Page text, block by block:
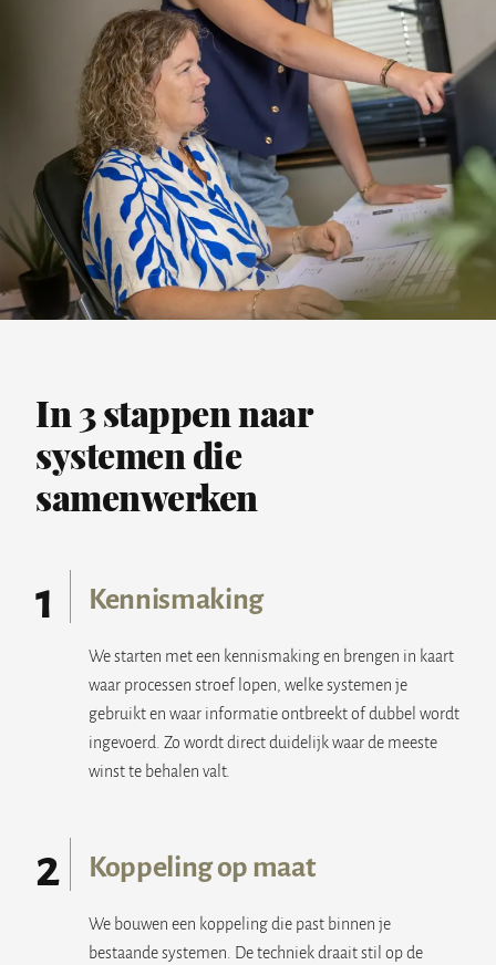
In 3 stappen naar
systemen die
samenwerken
1 Kennismaking
We starten met een kennismaking en brengen in kaart
waar processen stroef lopen, welke systemen je
gebruikt en waar informatie ontbreekt of dubbel wordt
ingevoerd. Zo wordt direct duidelijk waar de meeste
winst te behalen valt.
2 Koppeling op maat
We bouwen een koppeling die past binnen je
bestaande systemen. De techniek draait stil op de